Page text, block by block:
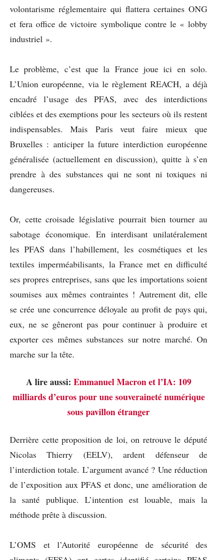
volontarisme réglementaire qui flattera certaines ONG
et fera office de victoire symbolique contre le « lobby
industriel ».
Le problème, c’est que la France joue ici en solo.
L’Union européenne, via le règlement REACH, a déjà
encadré l’usage des PFAS, avec des interdictions
ciblées et des exemptions pour les secteurs où ils restent
indispensables. Mais Paris veut faire mieux que
Bruxelles : anticiper la future interdiction européenne
généralisée (actuellement en discussion), quitte à s’en
prendre à des substances qui ne sont ni toxiques ni
dangereuses.
Or, cette croisade législative pourrait bien tourner au
sabotage économique. En interdisant unilatéralement
les PFAS dans l’habillement, les cosmétiques et les
textiles imperméabilisants, la France met en difficulté
ses propres entreprises, sans que les importations soient
soumises aux mêmes contraintes ! Autrement dit, elle
se crée une concurrence déloyale au profit de pays qui,
eux, ne se gêneront pas pour continuer à produire et
exporter ces mêmes substances sur notre marché. On
marche sur la tête.
A lire aussi: Emmanuel Macron et l’IA: 109
milliards d’euros pour une souveraineté numérique
sous pavillon étranger
Derrière cette proposition de loi, on retrouve le député
Nicolas Thierry (EELV), ardent défenseur de
l’interdiction totale. L’argument avancé ? Une réduction
de l’exposition aux PFAS et donc, une amélioration de
la santé publique. L’intention est louable, mais la
méthode prête à discussion.
L’OMS et l’Autorité européenne de sécurité des